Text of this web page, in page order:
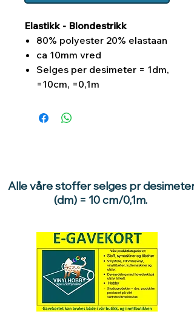
Elastikk - Blondestrikk
80% polyester 20% elastaan
ca 10mm vred
Selges per desimeter = 1dm,
=10cm, =0,1m
Alle våre stoffer selges pr desimeter
(dm) = 10 cm/0,1m.